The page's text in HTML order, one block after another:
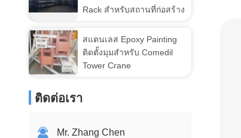
Rack สําหรับสถานที่ก่อสร้าง
สแตนเลส Epoxy Painting
ติดตั้งมุมสําหรับ Comedil
Tower Crane
ติดต่อเรา
Mr. Zhang Chen